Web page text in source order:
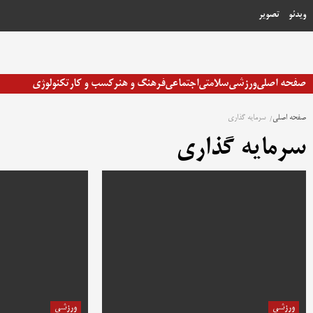
به
ویدئو تصویر
صفحه اصلیورزشیسلامتیاجتماعیفرهنگ و هنرکسب و کارتکنولوژی
صفحه اصلی سرمایه گذاری
سرمایه گذاری
ورزشی ورزشی